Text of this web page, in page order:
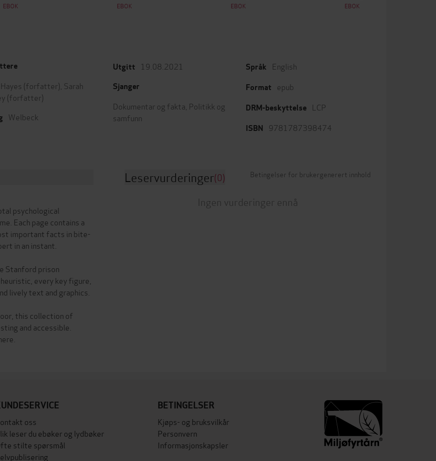
EBOK EBOK EBOK EBOK
(forfatter), Sarah
(forfatter)
Welbeck
Utgitt 19.08.2021
Sjanger
Dokumentar og fakta Politikk og
samfunn
Språk English
Format epub
DRM-beskyttelse LCP
ISBN 9781787398474
psychological
Each page contains a
important facts in bite-
in an instant.
Stanford prison
every key figure,
lively text and graphics.
this collection of
and accessible.
Leservurderinger(0) Betingelser for brukergenerert innhold
Ingen vurderinger ennå
oss
leser du ebøker og lydbøker
stilte spørsmål
BETINGELSER
Kjøps- og bruksvilkår
Personvern
Informasjonskapsler